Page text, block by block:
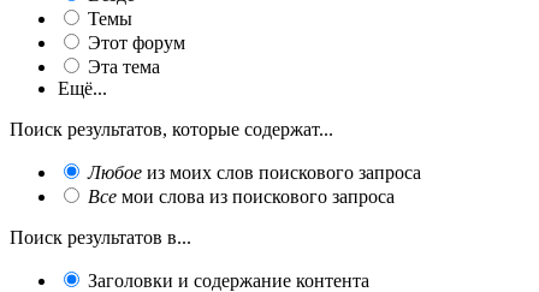
Темы
Этот форум
Эта тема
Ещё...
Поиск результатов, которые содержат...
Любое из моих слов поискового запроса
Все мои слова из поискового запроса
Поиск результатов в...
Заголовки и содержание контента